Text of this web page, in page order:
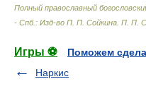
Полный православный
- Спб.: Изд-во П. П. Сойкина П. П.
Игры ⚽
Поможем
Наркис